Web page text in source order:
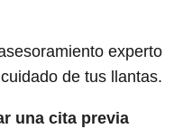
experto
de tus llantas.
una cita previa